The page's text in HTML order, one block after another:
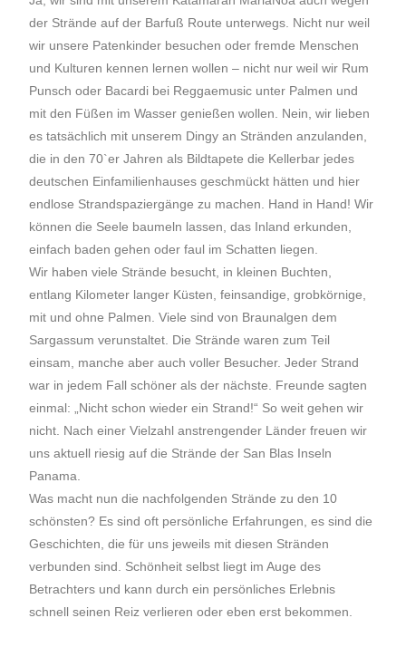
der Strände auf der Barfuß Route unterwegs. Nicht nur weil
wir unsere Patenkinder besuchen oder fremde Menschen
und Kulturen kennen lernen wollen – nicht nur weil wir Rum
Punsch oder Bacardi bei Reggaemusic unter Palmen und
mit den Füßen im Wasser genießen wollen. Nein, wir lieben
es tatsächlich mit unserem Dingy an Stränden anzulanden,
die in den 70`er Jahren als Bildtapete die Kellerbar jedes
deutschen Einfamilienhauses geschmückt hätten und hier
endlose Strandspaziergänge zu machen. Hand in Hand! Wir
können die Seele baumeln lassen, das Inland erkunden,
einfach baden gehen oder faul im Schatten liegen.
Wir haben viele Strände besucht, in kleinen Buchten,
entlang Kilometer langer Küsten, feinsandige, grobkörnige,
mit und ohne Palmen. Viele sind von Braunalgen dem
Sargassum verunstaltet. Die Strände waren zum Teil
einsam, manche aber auch voller Besucher. Jeder Strand
war in jedem Fall schöner als der nächste. Freunde sagten
einmal: „Nicht schon wieder ein Strand!“ So weit gehen wir
nicht. Nach einer Vielzahl anstrengender Länder freuen wir
uns aktuell riesig auf die Strände der San Blas Inseln
Panama.
Was macht nun die nachfolgenden Strände zu den 10
schönsten? Es sind oft persönliche Erfahrungen, es sind die
Geschichten, die für uns jeweils mit diesen Stränden
verbunden sind. Schönheit selbst liegt im Auge des
Betrachters und kann durch ein persönliches Erlebnis
schnell seinen Reiz verlieren oder eben erst bekommen.